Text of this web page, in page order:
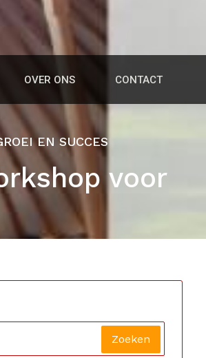
OVER ONS CONTACT
EN SUCCES
voor
Zoeken